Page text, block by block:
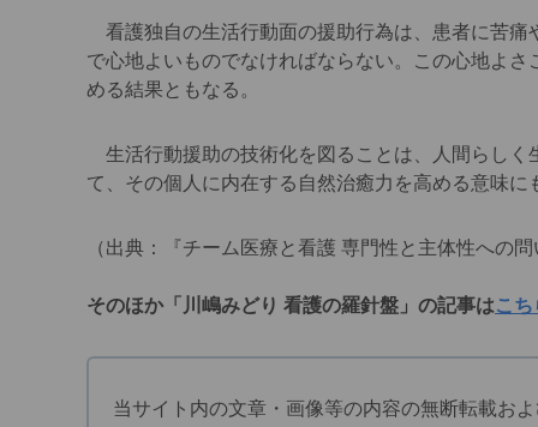
看護独自の生活行動面の援助行為は、患者に苦痛
で心地よいものでなければならない。この心地よ
める結果ともなる。
生活行動援助の技術化を図ることは、人間らしく
て、その個人に内在する自然治癒力を高める意味に
（出典：『チーム医療と看護 専門性と主体性への
そのほか「川嶋みどり 看護の羅針盤」の記事はこち
当サイト内の文章・画像等の内容の無断転載お